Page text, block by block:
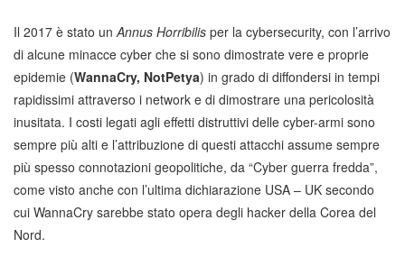
Il 2017 è stato un Annus Horribilis per la cybersecurity, con l’arrivo
di alcune minacce cyber che si sono dimostrate vere e proprie
epidemie (WannaCry, NotPetya) in grado di diffondersi in tempi
rapidissimi attraverso i network e di dimostrare una pericolosità
inusitata. I costi legati agli effetti distruttivi delle cyber-armi sono
sempre più alti e l’attribuzione di questi attacchi assume sempre
più spesso connotazioni geopolitiche, da “Cyber guerra fredda”,
come visto anche con l’ultima dichiarazione USA – UK secondo
cui WannaCry sarebbe stato opera degli hacker della Corea del
Nord.